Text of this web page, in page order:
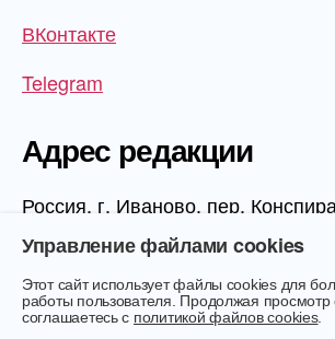
ВКонтакте
Telegram
Адрес редакции
Россия, г. Иваново, пер.
1 этаж, офис 1006
Управление файлами cookies
Этот сайт использует файлы cookies для
работы пользователя. Продолжая просмотр
соглашаетесь с политикой файлов cookies.
© 2026Текстиль.Онлайн